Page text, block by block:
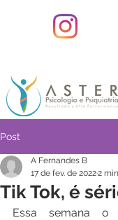
Post
Tik Tok, é
A Fernandes B
17 de fev. de 20222
Essa semana o